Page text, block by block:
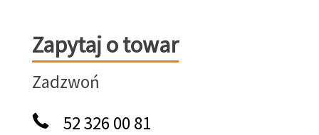
Zapytaj o towar
Zapytaj o towar
Zadzwoń
52 326 00 81